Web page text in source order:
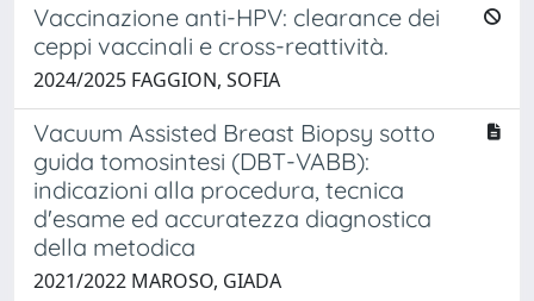
Vaccinazione anti-HPV: clearance dei
ceppi vaccinali e cross-reattività.
2024/2025 FAGGION, SOFIA
Vacuum Assisted Breast Biopsy sotto
guida tomosintesi (DBT-VABB):
indicazioni alla procedura, tecnica
d'esame ed accuratezza diagnostica
della metodica
2021/2022 MAROSO, GIADA